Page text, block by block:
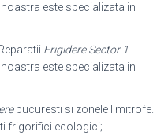
este specializata in
Frigidere Sector 1
este specializata in
bucuresti si zonele limitrofe.
frigorifici ecologici;